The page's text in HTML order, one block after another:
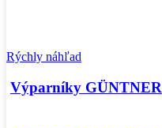
Rýchly náhľad
Výparníky GÜNTNER